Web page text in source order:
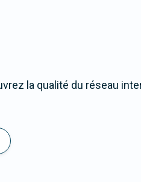
la qualité du réseau